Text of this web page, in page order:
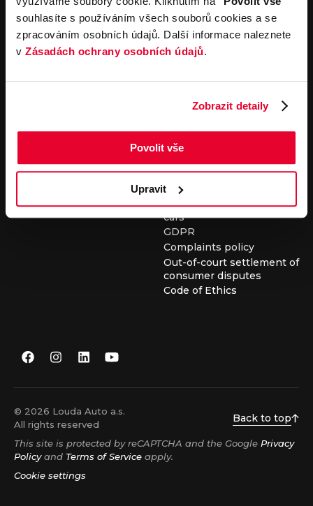
souhlasíte s používáním všech souborů cookies a se
zpracováním osobních údajů. Další informace naleznete
v Zásadách ochrany osobních údajů.
Zobrazit detaily
Povolit vše
Upravit
Operational leasing
Recreational cars
News
For the media
Career
General terms and
orders of motor vehicles
General terms and
contitions for performing
service work
General terms and
conditions for buying used
cars
GDPR
Complaints policy
Out-of-court settlement of
consumer disputes
Code of Ethics
© 2026 Louda Auto a.s.
All rights reserved
Back to top
This site is protected by reCAPTCHA and the Google Privacy
Policyand Terms of Service apply.
Cookie settings